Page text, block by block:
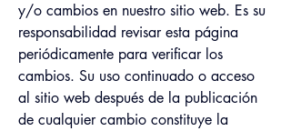
y/o cambios en nuestro sitio web. Es su
responsabilidad revisar esta página
periódicamente para verificar los
cambios. Su uso continuado o acceso
al sitio web después de la publicación
de cualquier cambio constituye la